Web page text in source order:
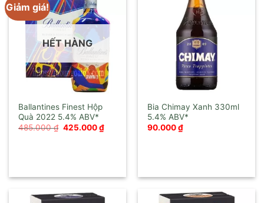
Giảm giá!
HẾT HÀNG
Ballantines Finest Hộp
Quà 2022
485.000₫ Giá
425.000₫Giá
Bia Chimay Xanh 330ml
90.000₫